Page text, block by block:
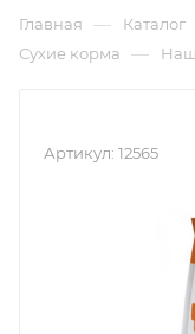
Главная — Каталог
Сухие корма —
Артикул: 12565